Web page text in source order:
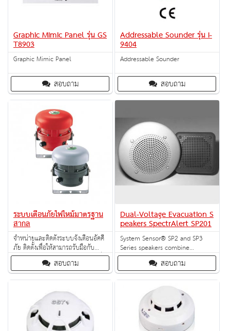
Graphic Mimic Panel รุ่น GS
T8903
Graphic Mimic Panel
สอบถาม
Addressable Sounder รุ่น I-
9404
Addressable Sounder
สอบถาม
ระบบเตือนภัยไฟไหม้มาตรฐาน
สากล
จำหน่ายและติดตั้งระบบจ้งเตือนอัคคี
ภัย ติดตั้งเพื่อให้สามารถรับมือกับ
เหตุการณ์เพลิงไหม้ได้อย่างรวดเร็วเมื่อ
เกิดเหตุ จะทำให้ทั้งสามารถช่วยชีวิต
ผู้คน รวมไปถึงป้องกันการเสียหายของ
สอบถาม
Dual-Voltage Evacuation S
peakers SpectrAlert SP201
System Sensor® SP2 and SP3
Series speakers combine
performance, functionality, and
flexibility in the latest line of
dualvoltage evacuation speakers.
สอบถาม